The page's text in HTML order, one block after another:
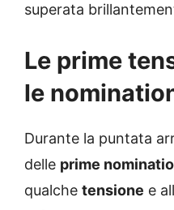
superata
Le prime
le
Durante la puntata
delle prime
qualche tensione e